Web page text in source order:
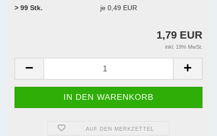
> 99 Stk.
je 0,49 EUR
1,79 EUR
inkl. 19% MwSt.
AUF DEN MERKZETTEL